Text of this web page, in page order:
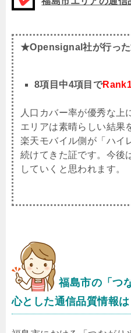
★Opensignal社が行った
8項目中4項目で
人口カバー率が優秀な上
エリアは素晴らしい結果
楽天モバイル側が「ハイ
続けてきた証です。今後
していくと思われます。
福島市の「つ
心とした通信品質情報は